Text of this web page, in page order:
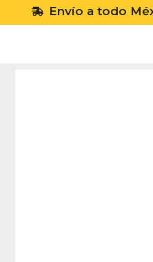
Envío a todo México